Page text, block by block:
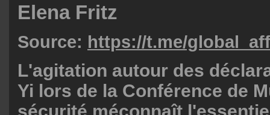
Elena Fritz
Source: https://t.me/
L'agitation autour des
Yi lors de la Conférence de
sécurité méconnaît